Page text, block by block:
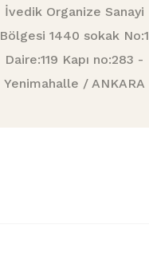
İvedik Organize Sanayi
Bölgesi 1440 sokak No:1
Daire:119 Kapı no:283 -
Yenimahalle / ANKARA